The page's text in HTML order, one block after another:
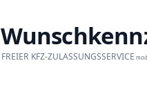
FREIER KFZ-ZULASSUNGSSERVICE